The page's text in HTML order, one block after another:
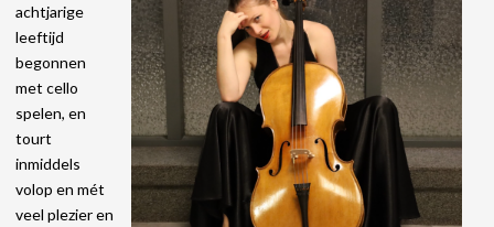
achtjarige
leeftijd
begonnen
met cello
spelen, en
tourt
inmiddels
volop en mét
veel plezier en